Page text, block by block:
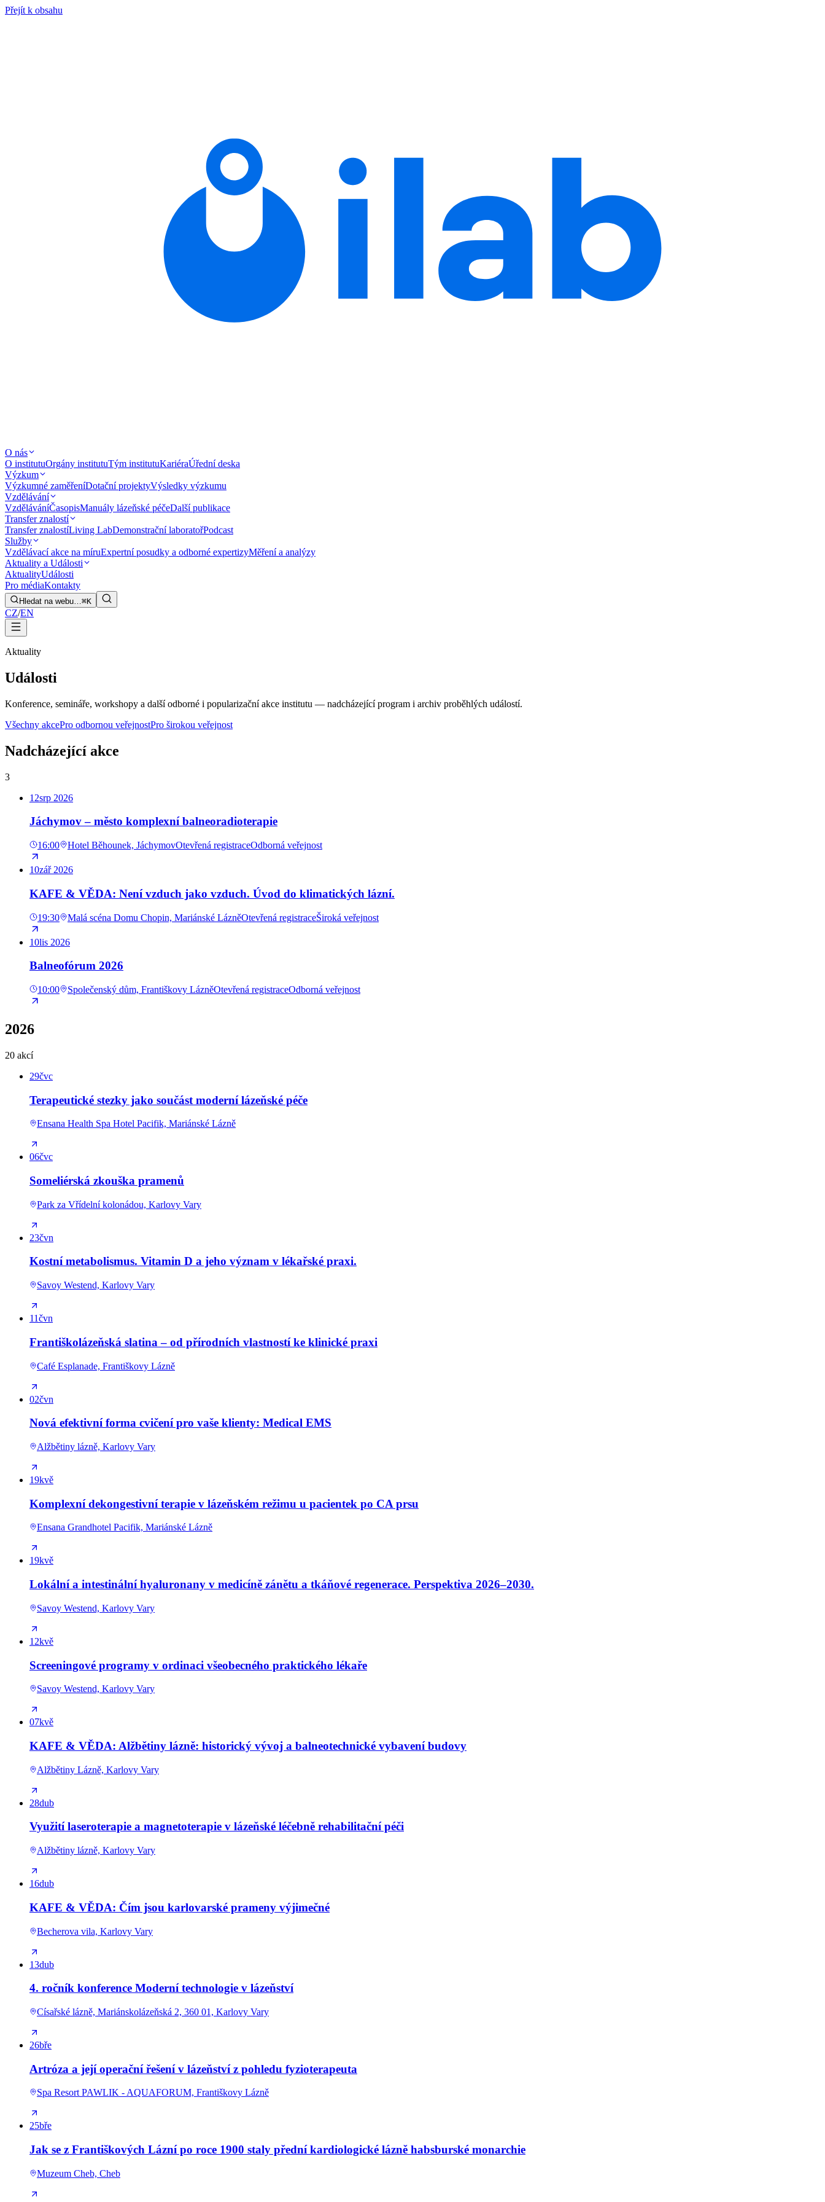
Přejít k obsahu
O nás
O institutuOrgány institutuTým institutuKariéraÚřední deska
Výzkum
Výzkumné zaměřeníDotační projektyVýsledky výzkumu
Vzdělávání
VzděláváníČasopisManuály lázeňské péčeDalší publikace
Transfer znalostí
Transfer znalostíLiving LabDemonstrační laboratořPodcast
Služby
Vzdělávací akce na míruExpertní posudky a odborné expertizyMěření a analýzy
Aktuality a Události
AktualityUdálosti
Pro médiaKontakty
Hledat na webu…⌘K
CZ/EN
Aktuality
Události
Konference, semináře, workshopy a další odborné i popularizační akce institutu — nadcházející program i archiv proběhlých událostí.
Všechny akcePro odbornou veřejnostPro širokou veřejnost
Nadcházející akce
3
12srp 2026
Jáchymov – město komplexní balneoradioterapie
16:00 Hotel Běhounek, JáchymovOtevřená registraceOdborná veřejnost
10zář 2026
KAFE & VĚDA: Není vzduch jako vzduch. Úvod do klimatických lázní.
19:30 Malá scéna Domu Chopin, Mariánské LázněOtevřená registraceŠiroká veřejnost
10lis 2026
Balneofórum 2026
10:00 Společenský dům, Františkovy LázněOtevřená registraceOdborná veřejnost
2026
20 akcí
29čvc
Terapeutické stezky jako součást moderní lázeňské péče
Ensana Health Spa Hotel Pacifik, Mariánské Lázně
06čvc
Someliérská zkouška pramenů
Park za Vřídelní kolonádou, Karlovy Vary
23čvn
Kostní metabolismus. Vitamin D a jeho význam v lékařské praxi.
Savoy Westend, Karlovy Vary
11čvn
Františkolázeňská slatina – od přírodních vlastností ke klinické praxi
Café Esplanade, Františkovy Lázně
02čvn
Nová efektivní forma cvičení pro vaše klienty: Medical EMS
Alžbětiny lázně, Karlovy Vary
19kvě
Komplexní dekongestivní terapie v lázeňském režimu u pacientek po CA prsu
Ensana Grandhotel Pacifik, Mariánské Lázně
19kvě
Lokální a intestinální hyaluronany v medicíně zánětu a tkáňové regenerace. Perspektiva 2026–2030.
Savoy Westend, Karlovy Vary
12kvě
Screeningové programy v ordinaci všeobecného praktického lékaře
Savoy Westend, Karlovy Vary
07kvě
KAFE & VĚDA: Alžbětiny lázně: historický vývoj a balneotechnické vybavení budovy
Alžbětiny Lázně, Karlovy Vary
28dub
Využití laseroterapie a magnetoterapie v lázeňské léčebně rehabilitační péči
Alžbětiny lázně, Karlovy Vary
16dub
KAFE & VĚDA: Čím jsou karlovarské prameny výjimečné
Becherova vila, Karlovy Vary
13dub
4. ročník konference Moderní technologie v lázeňství
Císařské lázně, Mariánskolázeňská 2, 360 01, Karlovy Vary
26bře
Artróza a její operační řešení v lázeňství z pohledu fyzioterapeuta
Spa Resort PAWLIK - AQUAFORUM, Františkovy Lázně
25bře
Jak se z Františkových Lázní po roce 1900 staly přední kardiologické lázně habsburské monarchie
Muzeum Cheb, Cheb